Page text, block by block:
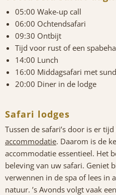
05:00 Wake-up call
06:00 Ochtendsafari
09:30 Ontbijt
Tijd voor rust of een
14:00 Lunch
16:00 Middagsafari met
20:00 Diner in de lodge
Safari lodges
Tussen de safari’s door is er
accommodatie. Daarom is de
accommodatie essentieel. Het
beleving van uw safari. Geniet
verwennen in de spa of lees in
natuur. ’s Avonds volgt vaak